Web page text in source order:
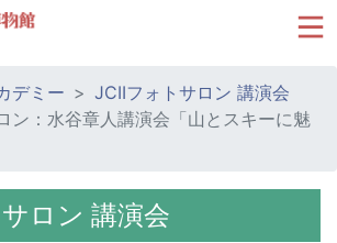
デミー
JCIIフォトサロン 講演会
ン：水谷章人講演会「山とスキーに魅
ロン 講演会